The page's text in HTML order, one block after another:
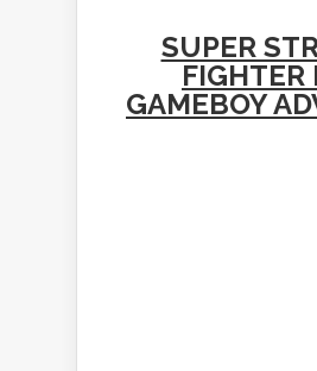
SUPER
FIGHTER
GAMEBOY